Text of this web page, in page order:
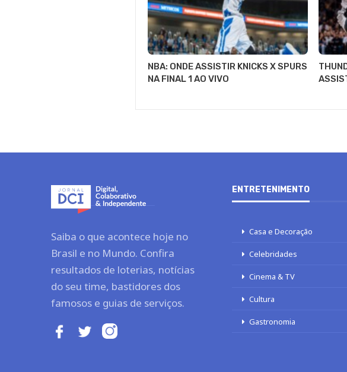
NBA: ONDE ASSISTIR KNICKS X SPURS
NA FINAL 1 AO VIVO
Saiba o que acontece hoje no
Brasil e no Mundo. Confira
resultados de loterias, notícias
do seu time, bastidores dos
famosos e guias de serviços.
ENTRETENIMENTO
Casa e Decoração
Celebridades
Cinema & TV
Cultura
Gastronomia